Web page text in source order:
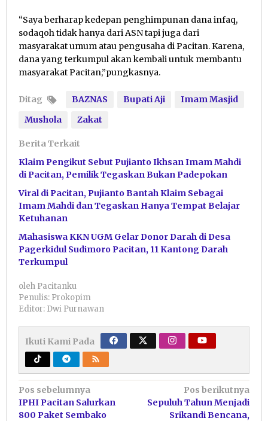
“Saya berharap kedepan penghimpunan dana infaq,
sodaqoh tidak hanya dari ASN tapi juga dari
masyarakat umum atau pengusaha di Pacitan. Karena,
dana yang terkumpul akan kembali untuk membantu
masyarakat Pacitan,”pungkasnya.
Ditag BAZNAS Bupati Aji
Imam Masjid
Mushola
Zakat
Berita Terkait
Klaim Pengikut Sebut Pujianto Ikhsan Imam Mahdi
di Pacitan, Pemilik Tegaskan Bukan Padepokan
Viral di Pacitan, Pujianto Bantah Klaim Sebagai
Imam Mahdi dan Tegaskan Hanya Tempat Belajar
Ketuhanan
Mahasiswa KKN UGM Gelar Donor Darah di Desa
Pagerkidul Sudimoro Pacitan, 11 Kantong Darah
Terkumpul
oleh Pacitanku
Penulis: Prokopim
Editor: Dwi Purnawan
Ikuti Kami Pada
Navigasi
pos
Pos sebelumnya
IPHI Pacitan Salurkan
800 Paket Sembako
Pos berikutnya
Sepuluh Tahun Menjadi
Srikandi Bencana,